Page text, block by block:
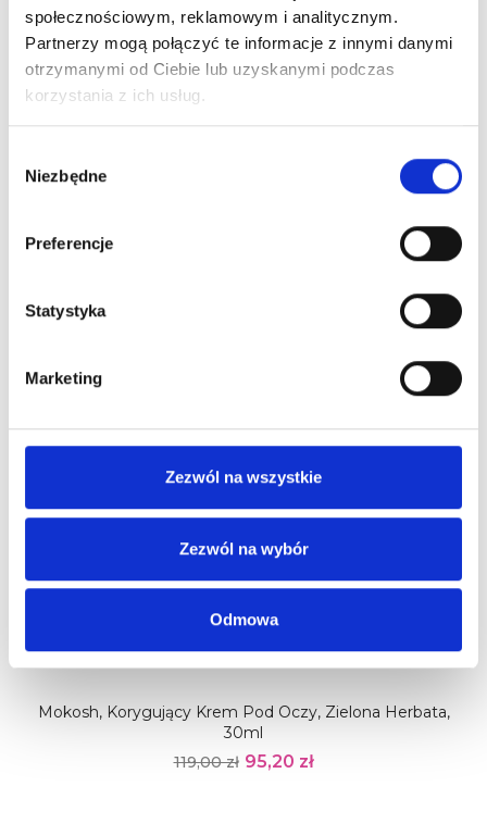
społecznościowym, reklamowym i analitycznym.
Partnerzy mogą połączyć te informacje z innymi danymi
otrzymanymi od Ciebie lub uzyskanymi podczas
korzystania z ich usług.
zgody
Niezbędne
Preferencje
Statystyka
Marketing
Zezwól na wszystkie
Zezwól na wybór
Odmowa
Mokosh, Balsam Do Ciała, Żurawina, 180ml
Obecnie brak na stanie
Mokosh, Korygujący Krem Pod Oczy, Zielona Herbata,
30ml
119,00 zł 95,20 zł
-20%